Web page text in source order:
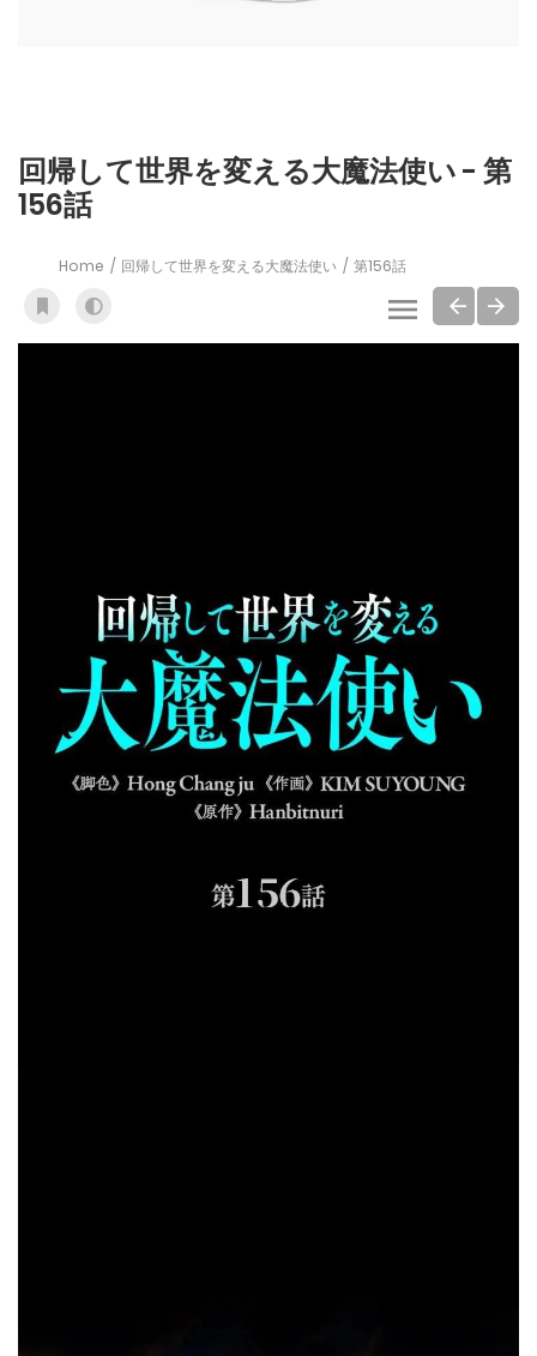
回帰して世界を変える大魔法使い - 第
156話
Home 回帰して世界を変える大魔法使い 第156話